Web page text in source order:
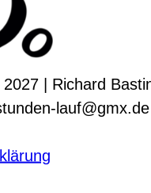
| Richard
lauf@gmx.de